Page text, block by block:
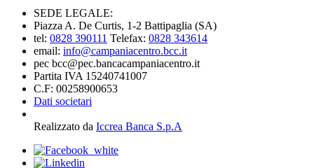
SEDE LEGALE:
Piazza A. De Curtis, 1-2 Battipaglia (SA)
tel: 0828 390111 Telefax: 0828 343614
email: info@campaniacentro.bcc.it
pec bcc@pec.bancacampaniacentro.it
Partita IVA 15240741007
C.F: 00258900653
Dati societari
Realizzato da Iccrea Banca S.p.A